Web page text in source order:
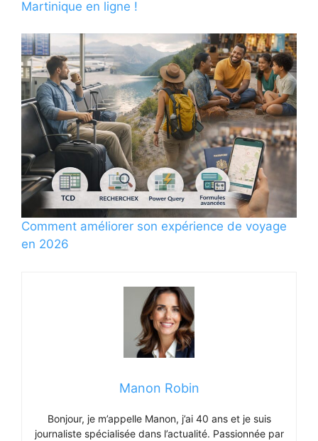
Martinique en ligne !
Comment améliorer son expérience de voyage
en 2026
Manon Robin
Bonjour, je m’appelle Manon, j’ai 40 ans et je suis
journaliste spécialisée dans l’actualité. Passionnée par